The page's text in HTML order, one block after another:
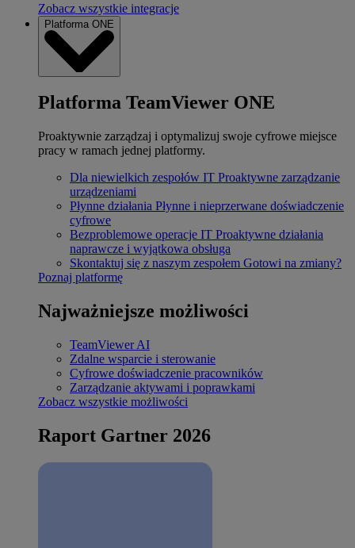
Zobacz wszystkie integracje
Platforma ONE
Platforma TeamViewer ONE
Proaktywnie zarządzaj i optymalizuj swoje cyfrowe miejsce
pracy w ramach jednej platformy.
Dla niewielkich zespołów IT Proaktywne zarządzanie
urządzeniami
Płynne działania Płynne i nieprzerwane doświadczenie
cyfrowe
Bezproblemowe operacje IT Proaktywne działania
naprawcze i wyjątkowa obsługa
Skontaktuj się z naszym zespołem Gotowi na zmiany?
Poznaj platformę
Najważniejsze możliwości
TeamViewer AI
Zdalne wsparcie i sterowanie
Cyfrowe doświadczenie pracowników
Zarządzanie aktywami i poprawkami
Zobacz wszystkie możliwości
Raport Gartner 2026